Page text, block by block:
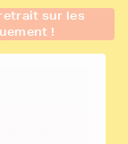
sur les
!